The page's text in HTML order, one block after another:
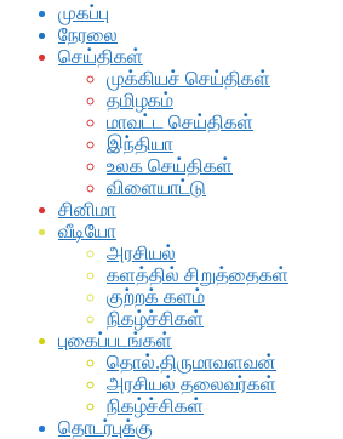
Menu
முகப்பு
நேரலை
செய்திகள்
முக்கியச் செய்திகள்
தமிழகம்
மாவட்ட செய்திகள்
இந்தியா
உலக செய்திகள்
விளையாட்டு
சினிமா
வீடியோ
அரசியல்
களத்தில் சிறுத்தைகள்
குற்றக் களம்
நிகழ்ச்சிகள்
புகைப்படங்கள்
தொல்.திருமாவளவன்
அரசியல் தலைவர்கள்
நிகழ்ச்சிகள்
தொடர்புக்கு